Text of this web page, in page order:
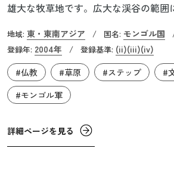
雄大な牧草地です。広大な渓谷の範囲
伝えています。この地は古くから東西
り、突厥やウイグルの拠点として発展
紀にはモンゴル帝国の首都として繁栄
のモンゴル仏教寺院も残っており、モ
舞台でもあります。
地域: 東・東南アジア / 国名: モンゴル国
登録年: 2004年 / 登録基準: (ii)(iii)(iv)
#仏教
#草原 #ステップ
#
#モンゴル軍
詳細ページを見る